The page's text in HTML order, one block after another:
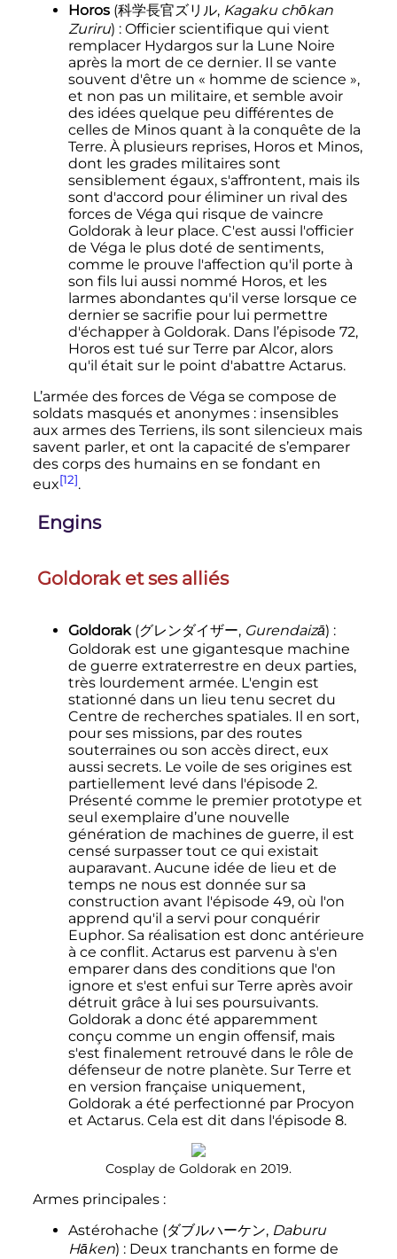
Horos (科学長官ズリル, Kagaku chōkan
Zuriru) : Officier scientifique qui vient
remplacer Hydargos sur la Lune Noire
après la mort de ce dernier. Il se vante
souvent d'être un « homme de science »,
et non pas un militaire, et semble avoir
des idées quelque peu différentes de
celles de Minos quant à la conquête de la
Terre. À plusieurs reprises, Horos et Minos,
dont les grades militaires sont
sensiblement égaux, s'affrontent, mais ils
sont d'accord pour éliminer un rival des
forces de Véga qui risque de vaincre
Goldorak à leur place. C'est aussi l'officier
de Véga le plus doté de sentiments,
comme le prouve l'affection qu'il porte à
son fils lui aussi nommé Horos, et les
larmes abondantes qu'il verse lorsque ce
dernier se sacrifie pour lui permettre
d'échapper à Goldorak. Dans l’épisode 72,
Horos est tué sur Terre par Alcor, alors
qu'il était sur le point d'abattre Actarus.
L’armée des forces de Véga se compose de
soldats masqués et anonymes : insensibles
aux armes des Terriens, ils sont silencieux mais
savent parler, et ont la capacité de s’emparer
des corps des humains en se fondant en
eux[12].
Engins
Goldorak et ses alliés
Goldorak (グレンダイザー, Gurendaizā) :
Goldorak est une gigantesque machine
de guerre extraterrestre en deux parties,
très lourdement armée. L'engin est
stationné dans un lieu tenu secret du
Centre de recherches spatiales. Il en sort,
pour ses missions, par des routes
souterraines ou son accès direct, eux
aussi secrets. Le voile de ses origines est
partiellement levé dans l'épisode 2.
Présenté comme le premier prototype et
seul exemplaire d’une nouvelle
génération de machines de guerre, il est
censé surpasser tout ce qui existait
auparavant. Aucune idée de lieu et de
temps ne nous est donnée sur sa
construction avant l'épisode 49, où l'on
apprend qu'il a servi pour conquérir
Euphor. Sa réalisation est donc antérieure
à ce conflit. Actarus est parvenu à s'en
emparer dans des conditions que l'on
ignore et s'est enfui sur Terre après avoir
détruit grâce à lui ses poursuivants.
Goldorak a donc été apparemment
conçu comme un engin offensif, mais
s'est finalement retrouvé dans le rôle de
défenseur de notre planète. Sur Terre et
en version française uniquement,
Goldorak a été perfectionné par Procyon
et Actarus. Cela est dit dans l'épisode 8.
Cosplay de Goldorak en 2019.
Armes principales :
Astérohache (ダブルハーケン, Daburu
Hāken) : Deux tranchants en forme de